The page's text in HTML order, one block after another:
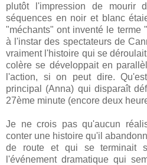
plutôt l'impression de mourir
séquences en noir et blanc
"méchants" ont inventé le terme
à l'instar des spectateurs de
vraiment l'histoire qui se
colère se développait en
l'action, si on peut dire.
principal (Anna) qui disparaît
27ème minute (encore deux
Je ne crois pas qu'aucun
conter une histoire qu'il
de route et qui se terminait
l'événement dramatique qui